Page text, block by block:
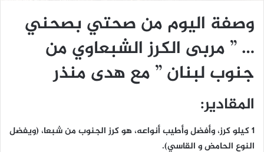
وصفة اليوم من صحتي بصحني
… ” مربى الكرز الشبعاوي من
جنوب لبنان ” مع هدى منذر
المقادير:
1 كيلو كرز، وأفضل وأطيب أنواعه، هو كرز الجنوب من شبعا، (ويفضل
النوع الحامض و القاسي).